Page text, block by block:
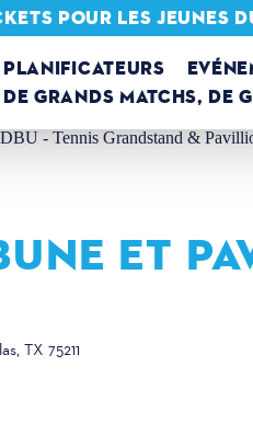
PLANIFICATEURS
DE GRANDS MATCHS, DE
POUR LES JEUNES
ET
TX 75211